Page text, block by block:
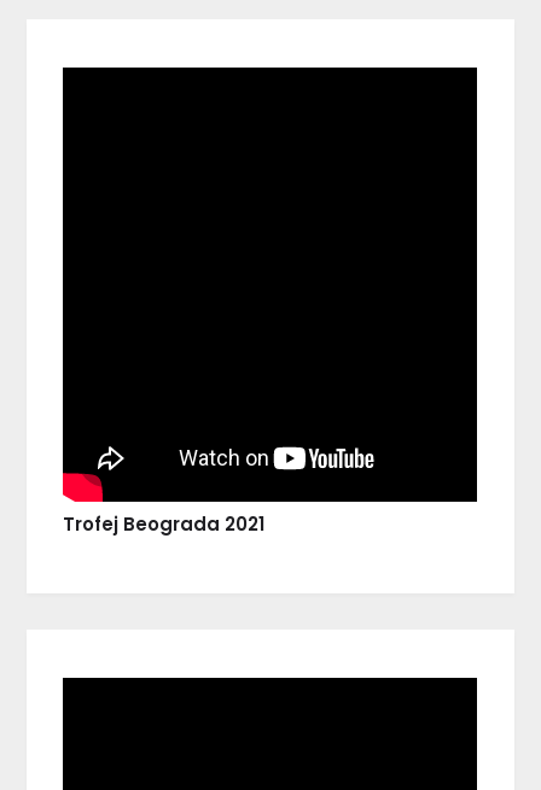
Trofej Beograda 2021